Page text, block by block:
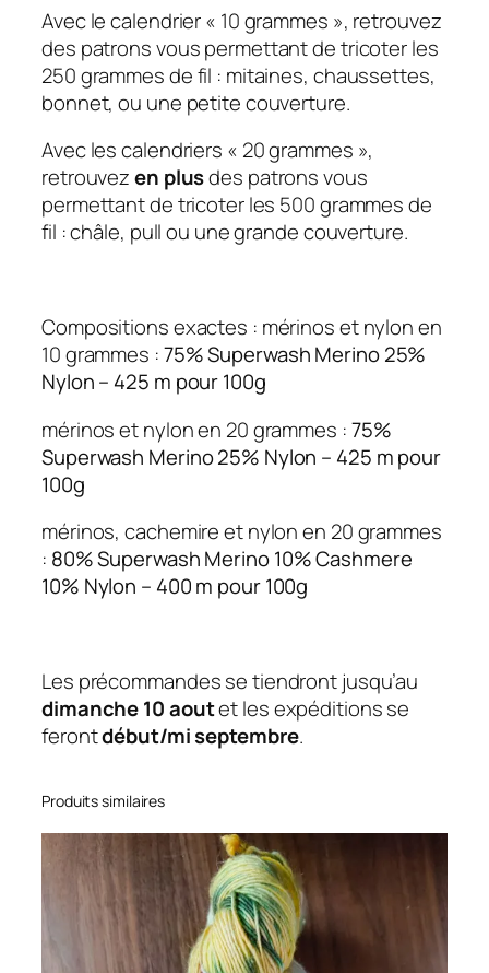
H
a
l
l
o
w
e
e
Avec le calendrier « 10 grammes », retrouvez
des patrons vous permettant de tricoter les
250 grammes de fil : mitaines, chaussettes,
bonnet, ou une petite couverture.
Avec les calendriers « 20 grammes »,
retrouvezen plusdes patrons vous
permettant de tricoter les 500 grammes de
fil : châle, pull ou une grande couverture.
Compositions exactes : mérinos et nylon en
10 grammes :75% Superwash Merino 25%
Nylon – 425 m pour 100g
mérinos et nylon en 20 grammes :75%
Superwash Merino 25% Nylon – 425 m pour
100g
mérinos, cachemire et nylon en 20 grammes
: 80% Superwash Merino 10% Cashmere
10% Nylon – 400 m pour 100g
Les précommandes se tiendront jusqu’au
dimanche 10 aoutet les expéditions se
ferontdébut/mi septembre.
Produits similaires